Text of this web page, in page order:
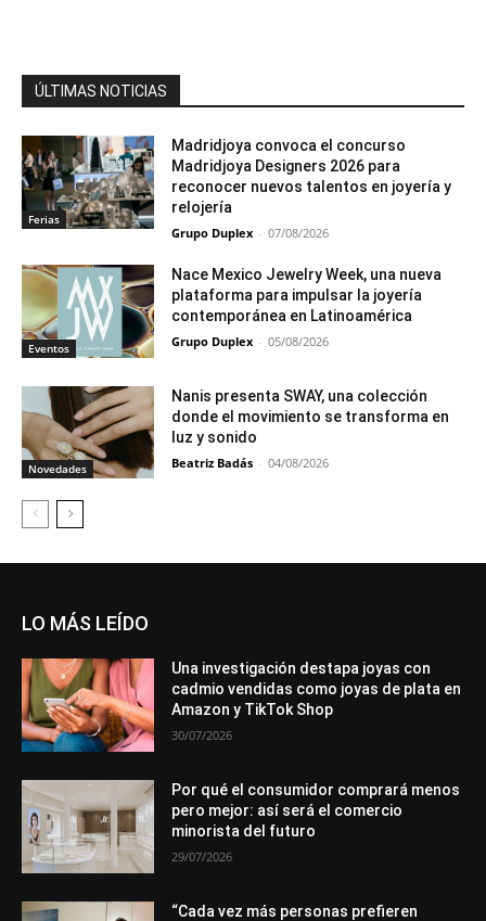
ÚLTIMAS NOTICIAS
Ferias
Madridjoya convoca el concurso
Madridjoya Designers 2026 para
reconocer nuevos talentos en joyería y
relojería
Grupo Duplex - 07/08/2026
Eventos
Nace Mexico Jewelry Week, una nueva
plataforma para impulsar la joyería
contemporánea en Latinoamérica
Grupo Duplex - 05/08/2026
Novedades
Nanis presenta SWAY, una colección
donde el movimiento se transforma en
luz y sonido
Beatriz Badás - 04/08/2026
LO MÁS LEÍDO
Una investigación destapa joyas con
cadmio vendidas como joyas de plata en
Amazon y TikTok Shop
30/07/2026
Por qué el consumidor comprará menos
pero mejor: así será el comercio
minorista del futuro
29/07/2026
“Cada vez más personas prefieren